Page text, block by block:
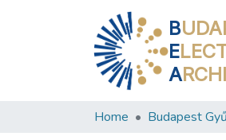
B
E
A
Home Budapest